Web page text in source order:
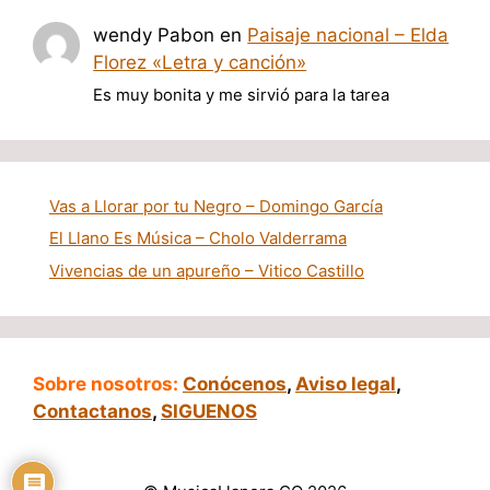
wendy Pabon en Paisaje nacional – Elda
Florez «Letra y canción»
Es muy bonita y me sirvió para la tarea
Vas a Llorar por tu Negro – Domingo García
El Llano Es Música – Cholo Valderrama
Vivencias de un apureño – Vitico Castillo
Sobre nosotros: Conócenos, Aviso legal,
Contactanos, SIGUENOS